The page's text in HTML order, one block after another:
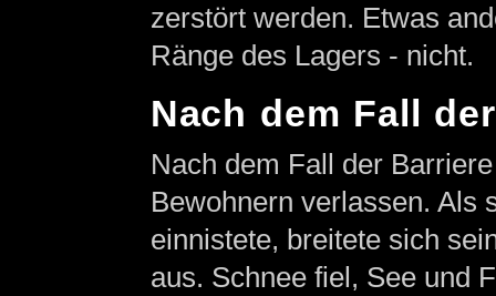
zerstört werden. Etwas
Ränge des Lagers - nicht.
Nach dem Fall
Nach dem Fall der
Bewohnern verlassen. Als
einnistete, breitete sich
aus. Schnee fiel, See und